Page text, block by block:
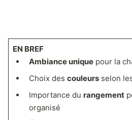
EN BREF
Ambiance uniquepour la
Choix des couleursselon
Importance du rangement
organisé